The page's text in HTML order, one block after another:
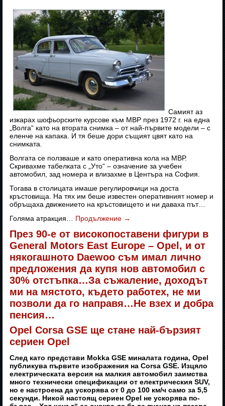
Самият аз
изкарах шофьорските курсове към МВР през 1972 г. на една
„Волга“ като на втората снимка – от най-първите модели – с
еленче на капака. И тя беше дори същият цвят като на
снимката.
Волгата се ползваше и като оперативна кола на МВР.
Скривахме табелката с „Уто“ – означение за учебен
автомобил, зад номера и влизахме в Центъра на София.
Тогава в столицата имаше регулировчици на доста
кръстовища. На тях им беше известен оперативният номер и
обръщаха движението на кръстовището и ни даваха път…
Голяма атракция… Продължение →
През 90-е от високопоставени фигури в
General Motors East Europe – Opel, и от
някогашното Daewoo съм имал лично
предложения да купя нов автомобил с
30% отстъпка…За съжаление, доходът
ми на мястото, където работех, не ми
позволи да го направя…Не взех и добра
пенсия…
Opel Corsa GSE ще стане най-бързият
сериен Opel
След като представи Mokka GSE миналата година, Opel
публикува първите изображения на Corsa GSE. Изцяло
електрическата версия на малкия автомобил заимства
много технически спецификации от електрическия SUV,
но е настроена да ускорява от 0 до 100 км/ч само за 5,5
секунди. Никой настоящ сериен Opel не ускорява по-